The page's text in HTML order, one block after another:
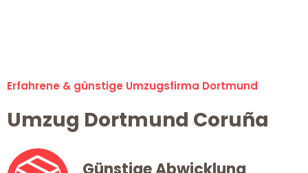
Erfahrene & günstige Umzugsfirma Dortmund
Umzug Dortmund Coruña